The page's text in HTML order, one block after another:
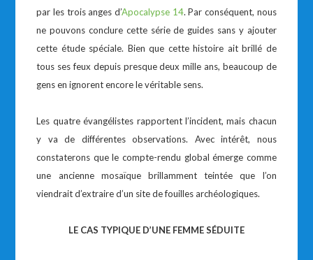
par les trois anges d’Apocalypse 14. Par conséquent, nous
ne pouvons conclure cette série de guides sans y ajouter
cette étude spéciale. Bien que cette histoire ait brillé de
tous ses feux depuis presque deux mille ans, beaucoup de
gens en ignorent encore le véritable sens.
Les quatre évangélistes rapportent l’incident, mais chacun
y va de différentes observations. Avec intérêt, nous
constaterons que le compte-rendu global émerge comme
une ancienne mosaïque brillamment teintée que l’on
viendrait d’extraire d’un site de fouilles archéologiques.
LE CAS TYPIQUE D’UNE FEMME SÉDUITE